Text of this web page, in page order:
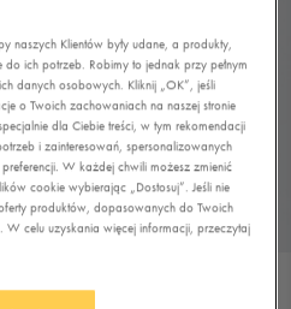
1/1
naszych Klientów były udane, a produkty,
ich potrzeb. Robimy to jednak przy pełnym
danych osobowych. Kliknij „OK”, jeśli
o Twoich zachowaniach na naszej stronie
dla Ciebie treści, w tym rekomendacji
i zainteresowań, spersonalizowanych
W każdej chwili możesz zmienić
cookie wybierając „Dostosuj”. Jeśli nie
produktów, dopasowanych do Twoich
W celu uzyskania więcej informacji, przeczytaj